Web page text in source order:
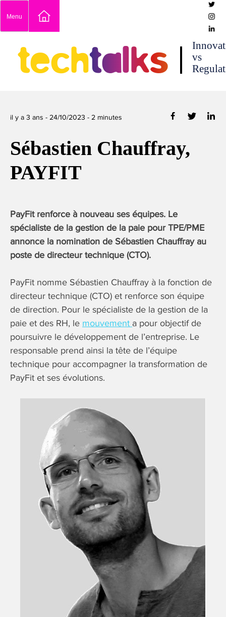
content
Menu
techtalks
vs
il y a 3 ans - 24/10/2023 - 2 minutes
Sébastien Chauffray,
PAYFIT
PayFit renforce à nouveau ses équipes. Le
spécialiste de la gestion de la paie pour TPE/PME
annonce la nomination de Sébastien Chauffray au
poste de directeur technique (CTO).
PayFit nomme Sébastien Chauffray à la fonction de
directeur technique (CTO) et renforce son équipe
de direction. Pour le spécialiste de la gestion de la
paie et des RH, le mouvement a pour objectif de
poursuivre le développement de l’entreprise. Le
responsable prend ainsi la tête de l’équipe
technique pour accompagner la transformation de
PayFit et ses évolutions.